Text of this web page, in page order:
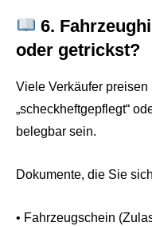
6.
oder getrickst?
Viele Verkäufer
„scheckheftgepflegt“
belegbar sein.
Dokumente, die Sie
• Fahrzeugschein